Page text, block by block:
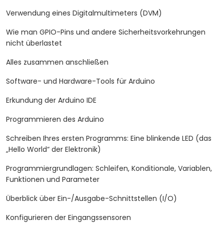
Verwendung eines Digitalmultimeters (DVM)
Wie man GPIO-Pins und andere Sicherheitsvorkehrungen
nicht überlastet
Alles zusammen anschließen
Software- und Hardware-Tools für Arduino
Erkundung der Arduino IDE
Programmieren des Arduino
Schreiben Ihres ersten Programms: Eine blinkende LED (das
„Hello World“ der Elektronik)
Programmiergrundlagen: Schleifen, Konditionale, Variablen,
Funktionen und Parameter
Überblick über Ein-/Ausgabe-Schnittstellen (I/O)
Konfigurieren der Eingangssensoren